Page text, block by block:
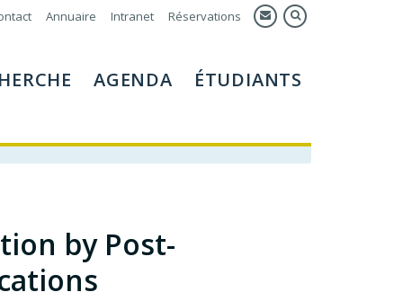
Annuaire Intranet Réservations
AGENDA ÉTUDIANTS
by Post-